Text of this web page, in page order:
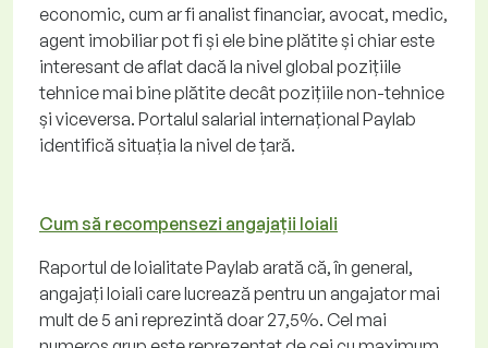
economic, cum ar fi analist financiar, avocat, medic,
agent imobiliar pot fi și ele bine plătite și chiar este
interesant de aflat dacă la nivel global pozițiile
tehnice mai bine plătite decât pozițiile non-tehnice
și viceversa. Portalul salarial internațional Paylab
identifică situația la nivel de țară.
Cum să recompensezi angajații loiali
Raportul de loialitate Paylab arată că, în general,
angajați loiali care lucrează pentru un angajator mai
mult de 5 ani reprezintă doar 27,5%. Cel mai